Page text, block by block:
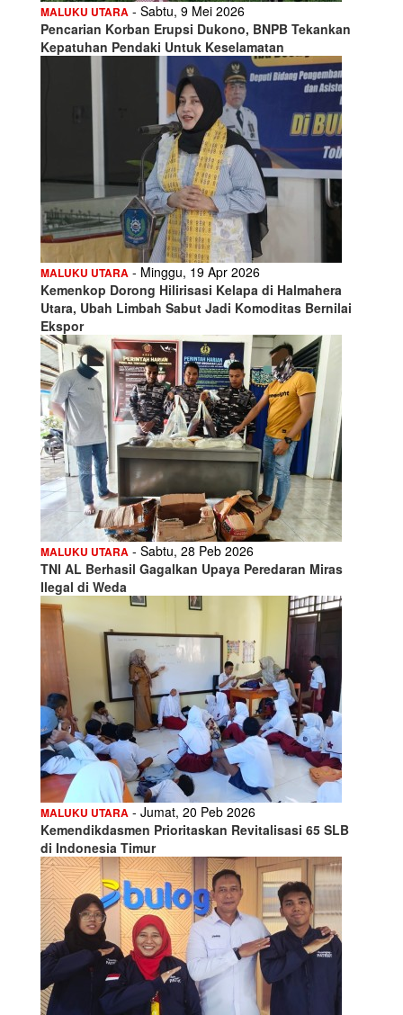
MALUKU UTARA - Sabtu, 9 Mei 2026
Pencarian Korban Erupsi Dukono, BNPB Tekankan
Kepatuhan Pendaki Untuk Keselamatan
MALUKU UTARA - Minggu, 19 Apr 2026
Kemenkop Dorong Hilirisasi Kelapa di Halmahera
Utara, Ubah Limbah Sabut Jadi Komoditas Bernilai
Ekspor
MALUKU UTARA - Sabtu, 28 Peb 2026
TNI AL Berhasil Gagalkan Upaya Peredaran Miras
Ilegal di Weda
MALUKU UTARA - Jumat, 20 Peb 2026
Kemendikdasmen Prioritaskan Revitalisasi 65 SLB
di Indonesia Timur